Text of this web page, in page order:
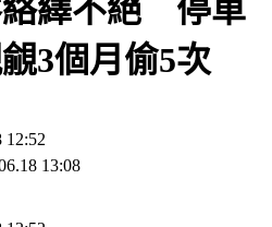
繹不絕 停車
3個月偷5次
12:52